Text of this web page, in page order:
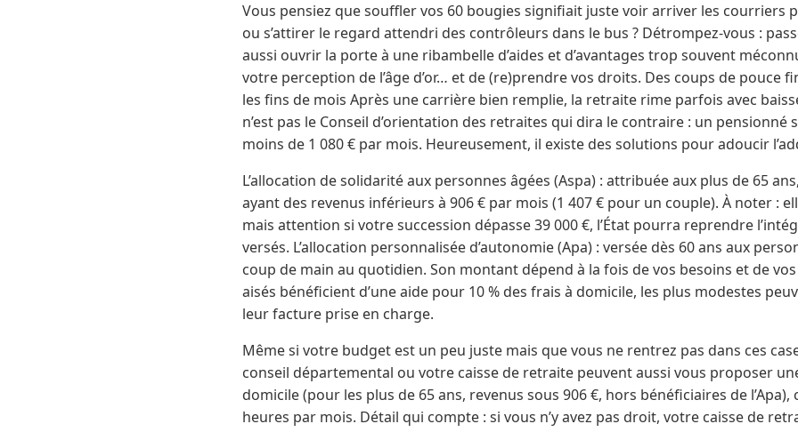
Vous pensiez que souffler vos 60 bougies signifiait juste voir arriver les courriers
ou s’attirer le regard attendri des contrôleurs dans le bus ? Détrompez-vous :
aussi ouvrir la porte à une ribambelle d’aides et d’avantages trop souvent
votre perception de l’âge d’or… et de (re)prendre vos droits. Des coups de pouce
les fins de mois Après une carrière bien remplie, la retraite rime parfois avec
n’est pas le Conseil d’orientation des retraites qui dira le contraire : un pensionné
moins de 1 080 € par mois. Heureusement, il existe des solutions pour adoucir
L’allocation de solidarité aux personnes âgées (Aspa) : attribuée aux plus de 65
ayant des revenus inférieurs à 906 € par mois (1 407 € pour un couple). À noter :
mais attention si votre succession dépasse 39 000 €, l’État pourra reprendre
versés. L’allocation personnalisée d’autonomie (Apa) : versée dès 60 ans aux
coup de main au quotidien. Son montant dépend à la fois de vos besoins et de
aisés bénéficient d’une aide pour 10 % des frais à domicile, les plus modestes
leur facture prise en charge.
Même si votre budget est un peu juste mais que vous ne rentrez pas dans ces
conseil départemental ou votre caisse de retraite peuvent aussi vous proposer
domicile (pour les plus de 65 ans, revenus sous 906 €, hors bénéficiaires de l’Apa),
heures par mois. Détail qui compte : si vous n’y avez pas droit, votre caisse de